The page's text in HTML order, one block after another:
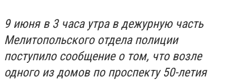
9 июня в 3 часа утра в дежурную часть
Мелитопольского отдела полиции
поступило сообщение о том, что возле
одного из домов по проспекту 50-летия